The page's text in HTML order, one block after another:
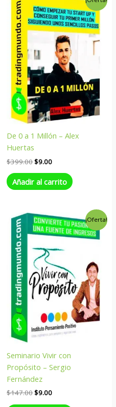
De 0 a 1 Millón – Alex
Huertas
$399.00
precio
original
era:
$399.00.
$9.00
precio
actual
es:
$9.00.
Añadir al carrito
¡Oferta!
Seminario Vivir con
Propósito – Sergio
Fernández
$147.00
El
precio
original
$147.00.
$9.00
El
precio
actual
$9.00.